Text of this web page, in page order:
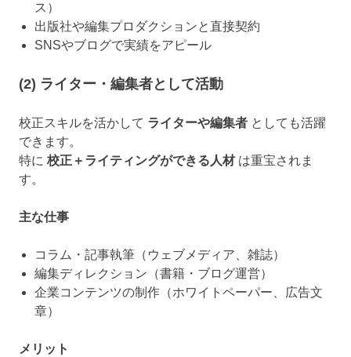
ス）
出版社や編集プロダクションと直接契約
SNSやブログで実績をアピール
(2) ライター・編集者として活動
校正スキルを活かして ライターや編集者 としても活躍
できます。
特に 校正＋ライティングができる人材は重宝されま
す。
主な仕事
コラム・記事執筆（ウェブメディア、雑誌）
編集ディレクション（書籍・ブログ運営）
企業コンテンツの制作（ホワイトペーパー、広告文
章）
メリット